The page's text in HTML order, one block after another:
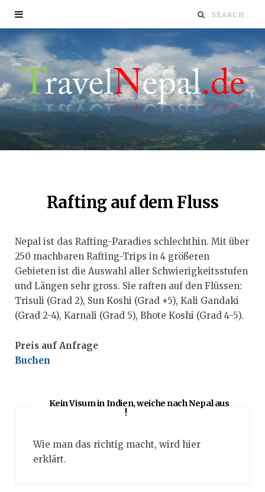
Rafting auf dem Fluss
Nepal ist das Rafting-Paradies schlechthin. Mit über
250 machbaren Rafting-Trips in 4 größeren
Gebieten ist die Auswahl aller Schwierigkeitsstufen
und Längen sehr gross. Sie raften auf den Flüssen:
Trisuli (Grad 2), Sun Koshi (Grad +5), Kali Gandaki
(Grad 2-4), Karnali (Grad 5), Bhote Koshi (Grad 4-5).
Preis auf Anfrage
Buchen
Kein Visum in Indien, weiche nach Nepal aus
!
Wie man das richtig macht, wird hier
erklärt.